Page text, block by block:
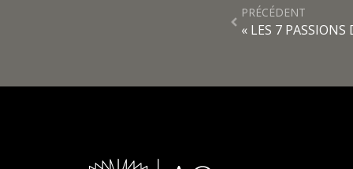
PRÉCÉDENT